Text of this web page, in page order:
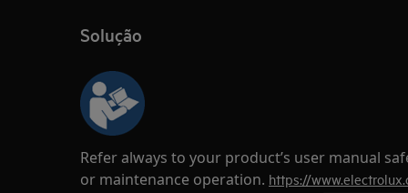
Solução
Refer always to your product’s user manual
or maintenance operation. https://